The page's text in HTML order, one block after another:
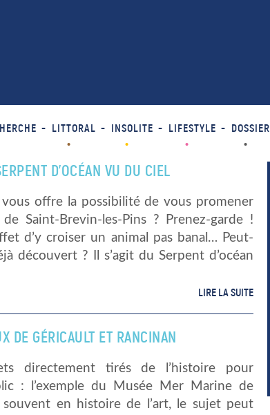
LITTORAL INSOLITE LIFESTYLE DOSSIER
D’OCÉAN VU DU CIEL
offre la possibilité de vous promener
Saint-Brevin-les-Pins ? Prenez-garde !
d’y croiser un animal pas banal… Peut-
découvert ? Il s’agit du Serpent d’océan
LIRE LA SUITE
DE GÉRICAULT ET RANCINAN
directement tirés de l’histoire pour
: l’exemple du Musée Mer Marine de
souvent en histoire de l’art, le sujet peut